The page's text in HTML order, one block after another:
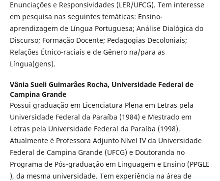
Enunciações e Responsividades (LER/UFCG). Tem interesse
em pesquisa nas seguintes temáticas: Ensino-
aprendizagem de Língua Portuguesa; Análise Dialógica do
Discurso; Formação Docente; Pedagogias Decoloniais;
Relações Étnico-raciais e de Gênero na/para as
Língua(gens).
Vânia Sueli Guimarães Rocha, Universidade Federal de
Campina Grande
Possui graduação em Licenciatura Plena em Letras pela
Universidade Federal da Paraíba (1984) e Mestrado em
Letras pela Universidade Federal da Paraíba (1998).
Atualmente é Professora Adjunto Nível IV da Universidade
Federal de Campina Grande (UFCG) e Doutoranda no
Programa de Pós-graduação em Linguagem e Ensino (PPGLE
), da mesma universidade. Tem experiência na área de